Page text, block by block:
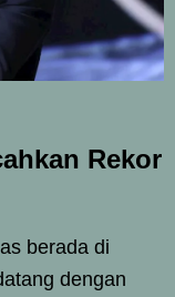
Rekor
berada di
dengan